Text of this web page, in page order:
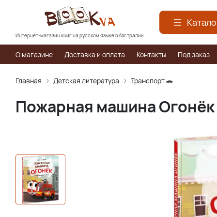
Интернет-магазин книг на русском языке в Австралии
О магазине Доставка и оплата Контакты Под заказ
Главная Детская литература Транспорт 🚗
Пожарная машина Огонёк